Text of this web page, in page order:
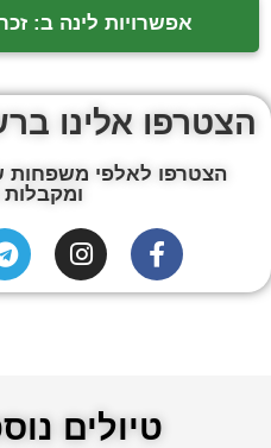
אפשרויות לינה ב:
הצטרפו אלינו
הצטרפו לאלפי משפחות
טיולים